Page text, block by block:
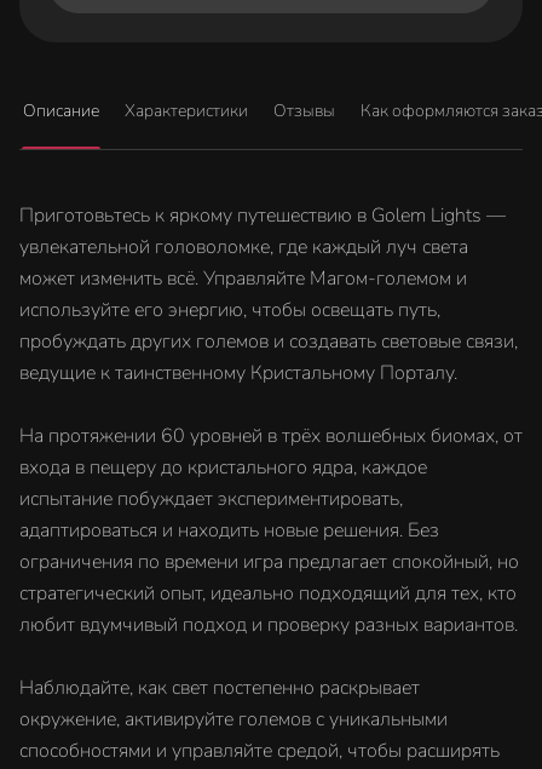
Описание Характеристики Отзывы Как оформляются
Приготовьтесь к яркому путешествию в Golem Lights —
увлекательной головоломке, где каждый луч света
может изменить всё. Управляйте Магом-големом и
используйте его энергию, чтобы освещать путь,
пробуждать других големов и создавать световые связи,
ведущие к таинственному Кристальному Порталу.
На протяжении 60 уровней в трёх волшебных биомах, от
входа в пещеру до кристального ядра, каждое
испытание побуждает экспериментировать,
адаптироваться и находить новые решения. Без
ограничения по времени игра предлагает спокойный, но
стратегический опыт, идеально подходящий для тех, кто
любит вдумчивый подход и проверку разных вариантов.
Наблюдайте, как свет постепенно раскрывает
окружение, активируйте големов с уникальными
способностями и управляйте средой, чтобы расширять